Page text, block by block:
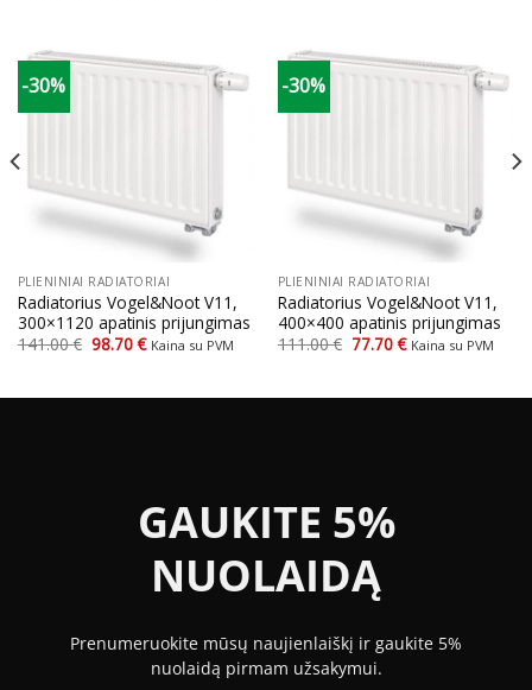
-30%
PLIENINIAI RADIATORIAI
Radiatorius Vogel&Noot V11,
300×1120 apatinis prijungimas
141.00€ Original
98.70€Current
Kaina su PVM
-30%
PLIENINIAI RADIATORIAI
Radiatorius Vogel&Noot V11,
400×400 apatinis prijungimas
111.00€ Original
77.70€Current
Kaina su PVM
GAUKITE 5%
NUOLAIDĄ
Prenumeruokite mūsų naujienlaiškį ir gaukite 5%
nuolaidą pirmam užsakymui.